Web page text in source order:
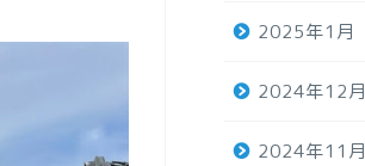
2025年1月
2024年12月
2024年11月